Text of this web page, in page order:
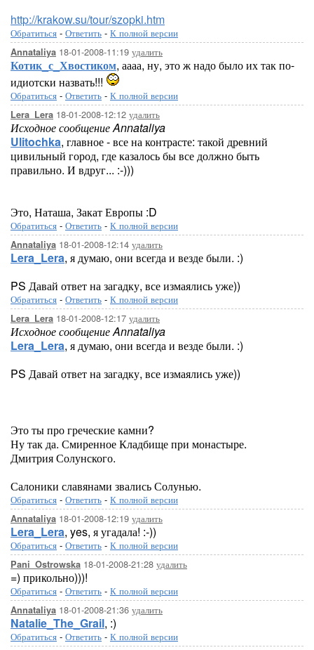
http://krakow.su/tour/szopki.htm
Обратиться - Ответить - К полной версии
Annataliya 18-01-2008-11:19 удалить
Котик_с_Хвостиком, аааа, ну, это ж надо было их так по-
идиотски назвать!!!
Обратиться - Ответить - К полной версии
Lera_Lera 18-01-2008-12:12 удалить
Исходное сообщение Annataliya
Ulitochka, главное - все на контрасте: такой древний
цивильный город, где казалось бы все должно быть
правильно. И вдруг... :-)))
Это, Наташа, Закат Европы :D
Обратиться - Ответить - К полной версии
Annataliya 18-01-2008-12:14 удалить
Lera_Lera, я думаю, они всегда и везде были. :)
PS Давай ответ на загадку, все измаялись уже))
Обратиться - Ответить - К полной версии
Lera_Lera 18-01-2008-12:17 удалить
Исходное сообщение Annataliya
Lera_Lera, я думаю, они всегда и везде были. :)
PS Давай ответ на загадку, все измаялись уже))
Это ты про греческие камни?
Ну так да. Смиренное Кладбище при монастыре.
Дмитрия Солунского.
Салоники славянами звались Солунью.
Обратиться - Ответить - К полной версии
Annataliya 18-01-2008-12:19 удалить
Lera_Lera, yes, я угадала! :-))
Обратиться - Ответить - К полной версии
Pani_Ostrowska 18-01-2008-21:28 удалить
=) прикольно)))!
Обратиться - Ответить - К полной версии
Annataliya 18-01-2008-21:36 удалить
Natalie_The_Grail, :)
Обратиться - Ответить - К полной версии